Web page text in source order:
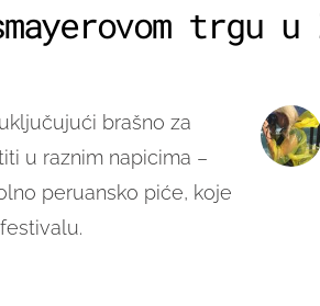
trgu u
brašno za
u raznim napicima –
peruansko piće, koje